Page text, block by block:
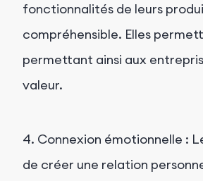
fonctionnalités de leurs
compréhensible. Elles
permettant ainsi aux
valeur.
4. Connexion émotionnelle :
de créer une relation